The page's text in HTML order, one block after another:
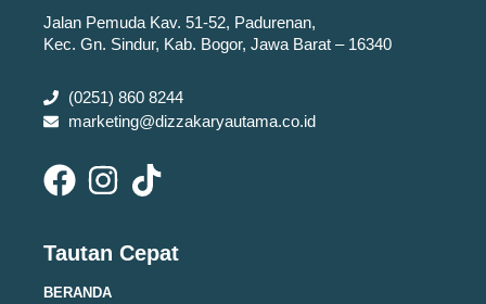
Jalan Pemuda Kav. 51-52, Padurenan,
Kec. Gn. Sindur, Kab. Bogor, Jawa Barat – 16340
(0251) 860 8244
marketing@dizzakaryautama.co.id
Tautan Cepat
BERANDA